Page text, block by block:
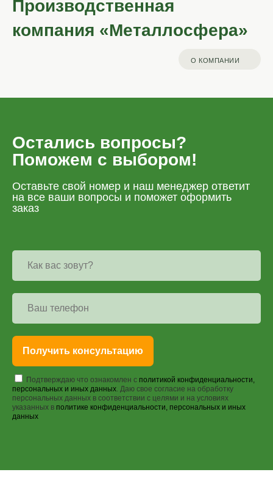
Производственная
компания «Металлосфера»
О КОМПАНИИ
Остались вопросы?
Поможем с выбором!
Оставьте свой номер и наш менеджер ответит
на все ваши вопросы и поможет оформить
заказ
Получить консультацию
Подтверждаю что ознакомлен с политикой конфиденциальности,
персональных и иных данных. Даю свое согласие на обработку
персональных данных в соответствии с целями и на условиях
указанных в политике конфиденциальности, персональных и иных
данных